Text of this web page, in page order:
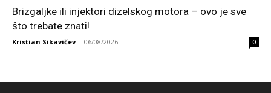
Brizgaljke ili injektori dizelskog motora – ovo je sve
što trebate znati!
Kristian Sikavičev - 06/08/2026 0